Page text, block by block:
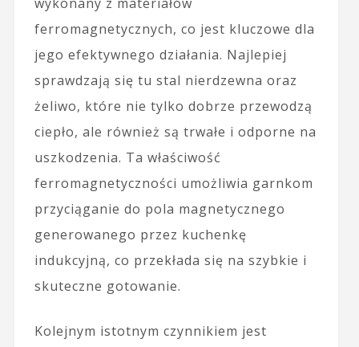
ferromagnetycznych, co jest kluczowe dla
jego efektywnego działania. Najlepiej
sprawdzają się tu stal nierdzewna oraz
żeliwo, które nie tylko dobrze przewodzą
ciepło, ale również są trwałe i odporne na
uszkodzenia. Ta właściwość
ferromagnetyczności umożliwia garnkom
przyciąganie do pola magnetycznego
generowanego przez kuchenkę
indukcyjną, co przekłada się na szybkie i
skuteczne gotowanie.
Kolejnym istotnym czynnikiem jest